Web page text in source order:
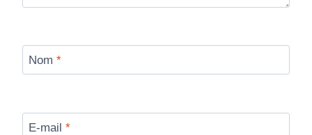
Nom *
E-mail *